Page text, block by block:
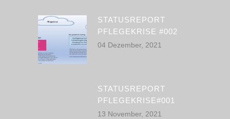
STATUSREPORT
PFLEGEKRISE #002
04 Dezember, 2021
STATUSREPORT
PFLEGEKRISE#001
13 November, 2021